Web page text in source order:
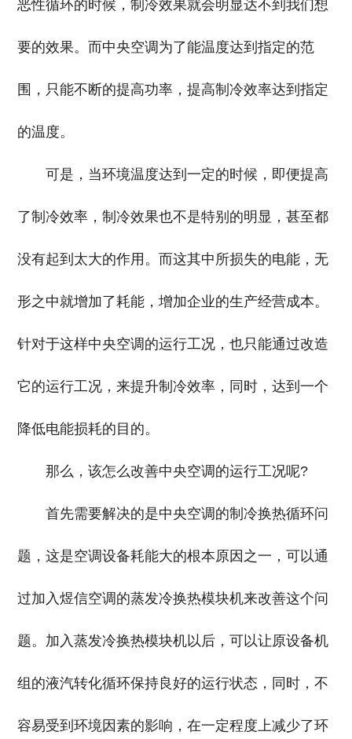
恶性循环的时候，制冷效果就会明显达不到我们想
要的效果。而中央空调为了能温度达到指定的范
围，只能不断的提高功率，提高制冷效率达到指定
的温度。
可是，当环境温度达到一定的时候，即便提高
了制冷效率，制冷效果也不是特别的明显，甚至都
没有起到太大的作用。而这其中所损失的电能，无
形之中就增加了耗能，增加企业的生产经营成本。
针对于这样中央空调的运行工况，也只能通过改造
它的运行工况，来提升制冷效率，同时，达到一个
降低电能损耗的目的。
那么，该怎么改善中央空调的运行工况呢?
首先需要解决的是中央空调的制冷换热循环问
题，这是空调设备耗能大的根本原因之一，可以通
过加入煜信空调的蒸发冷换热模块机来改善这个问
题。加入蒸发冷换热模块机以后，可以让原设备机
组的液汽转化循环保持良好的运行状态，同时，不
容易受到环境因素的影响，在一定程度上减少了环